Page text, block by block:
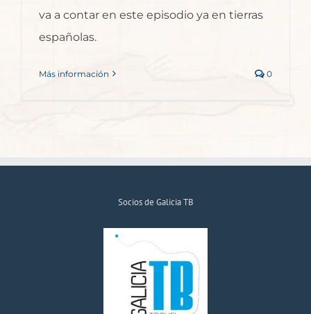
va a contar en este episodio ya en tierras
españolas.
Más información 0
Socios de Galicia TB